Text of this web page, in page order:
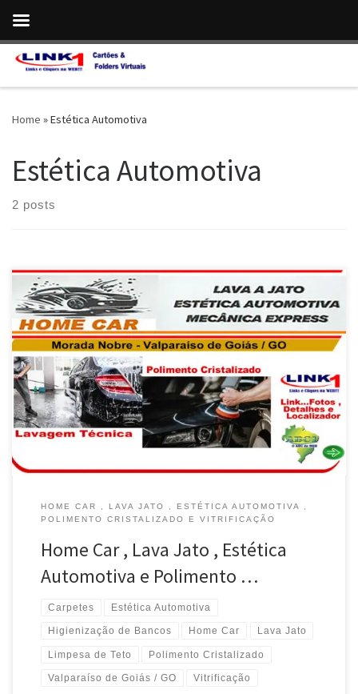
Skip to content
Home »Estética Automotiva
Estética Automotiva
2 posts
Na Home Car , Lavagem Técnica Automotiva e Polimento
cristalizado em Valparaíso de Goiás / GO Lavagem Americana
com Cera e Lavagem Técnica do Motor, Home Car em Valparaíso
de Goiás / GO Higienização dos Bancos , Carpete e Teto é na
Home Car em Valparaíso de Goiás / […]
HOME CAR , LAVA JATO , ESTÉTICA AUTOMOTIVA ,
POLIMENTO CRISTALIZADO E VITRIFICAÇÃO
Home Car , Lava Jato , Estética
Automotiva e Polimento …
Carpetes Estética Automotiva
Higienização de Bancos Home Car Lava Jato
Limpesa de Teto Polimento Cristalizado
Valparaíso de Goiás / GO Vitrificação